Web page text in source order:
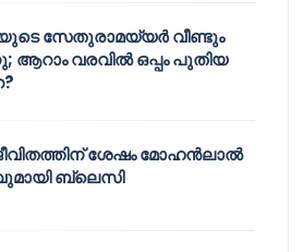
സേതുരാമയ്യർ വീണ്ടും
ആറാം വരവിൽ ഒപ്പം പുതിയ
ശേഷം മോഹൻലാൽ
ബ്ലെസി